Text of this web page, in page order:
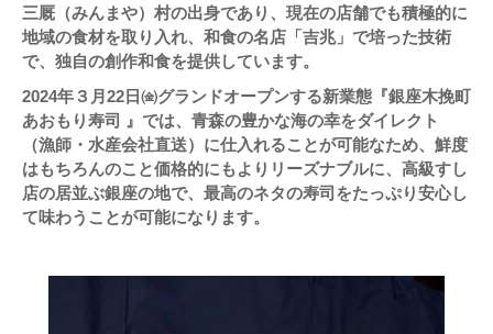
三厩（みんまや）村の出身であり、現在の店舗でも積極的に
地域の食材を取り入れ、和食の名店「吉兆」で培った技術
で、独自の創作和食を提供しています。
2024年３月22日㈮グランドオープンする新業態『銀座木挽町
あおもり寿司 』では、青森の豊かな海の幸をダイレクト
（漁師・水産会社直送）に仕入れることが可能なため、鮮度
はもちろんのこと価格的にもよりリーズナブルに、高級すし
店の居並ぶ銀座の地で、最高のネタの寿司をたっぷり安心し
て味わうことが可能になります。